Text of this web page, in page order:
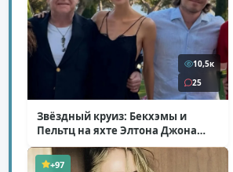
10,5к
25
Звёздный круиз: Бекхэмы и
Пельтц на яхте Элтона Джона
( 12 фото )
+97